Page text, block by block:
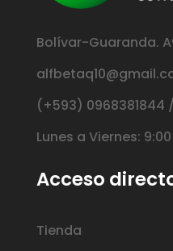
Bolívar-Guaranda.
(+593) 0968381844
Lunes a Viernes:
Acceso
Tienda